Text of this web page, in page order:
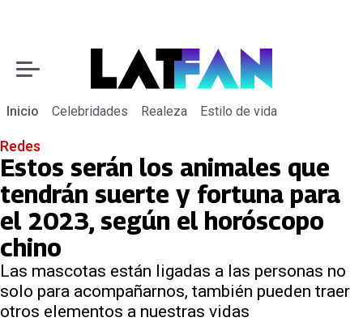
Inicio Celebridades Realeza Estilo de vida
Redes
Estos serán los animales que
tendrán suerte y fortuna para
el 2023, según el horóscopo
chino
Las mascotas están ligadas a las personas no
solo para acompañarnos, también pueden traer
otros elementos a nuestras vidas